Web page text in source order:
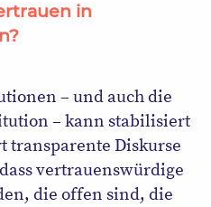
in
– und auch die
– kann stabilisiert
transparente Diskurse
vertrauenswürdige
die offen sind, die